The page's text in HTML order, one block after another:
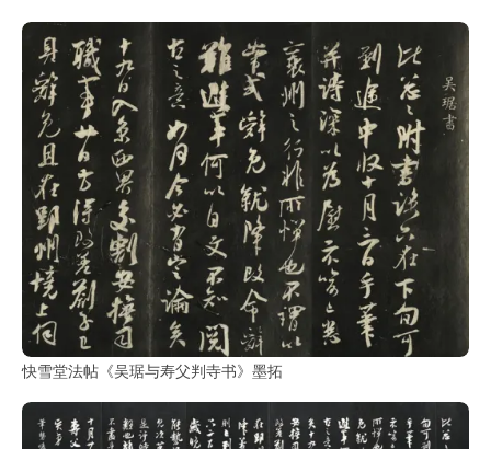
快雪堂法帖《吴琚与寿父判寺书》墨拓
本
Ancient
Works
经
部
史
部
子
部
集